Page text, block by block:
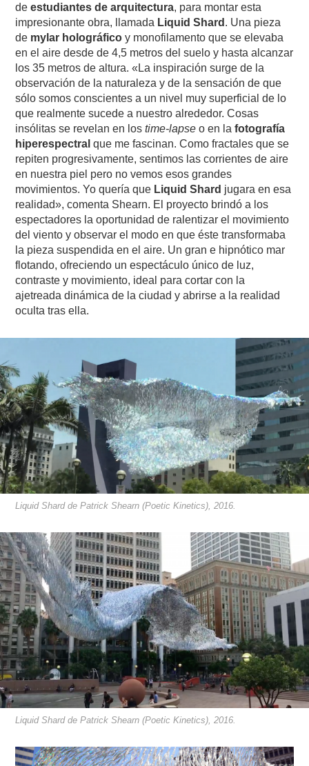
deestudiantes de arquitectura, para montar esta
impresionante obra, llamada Liquid Shard . Una pieza
de mylar holográfico y monofilamento que se elevaba
en el aire desde de 4,5 metros del suelo y hasta alcanzar
los 35 metros de altura. «La inspiración surge de la
observación de la naturaleza y de la sensación de que
sólo somos conscientes a un nivel muy superficial de lo
que realmente sucede a nuestro alrededor. Cosas
insólitas se revelan en lostime-lapse o en lafotografía
hiperespectral que me fascinan. Como fractales que se
repiten progresivamente, sentimos las corrientes de aire
en nuestra piel pero no vemos esos grandes
movimientos. Yo quería que Liquid Shard jugara en esa
realidad», comenta Shearn. El proyecto brindó a los
espectadores la oportunidad de ralentizar el movimiento
del viento y observar el modo en que éste transformaba
la pieza suspendida en el aire. Un gran e hipnótico mar
flotando, ofreciendo un espectáculo único de luz,
contraste y movimiento, ideal para cortar con la
ajetreada dinámica de la ciudad y abrirse a la realidad
oculta tras ella.
Liquid Shard de Patrick Shearn (Poetic Kinetics), 2016.
Liquid Shard de Patrick Shearn (Poetic Kinetics), 2016.